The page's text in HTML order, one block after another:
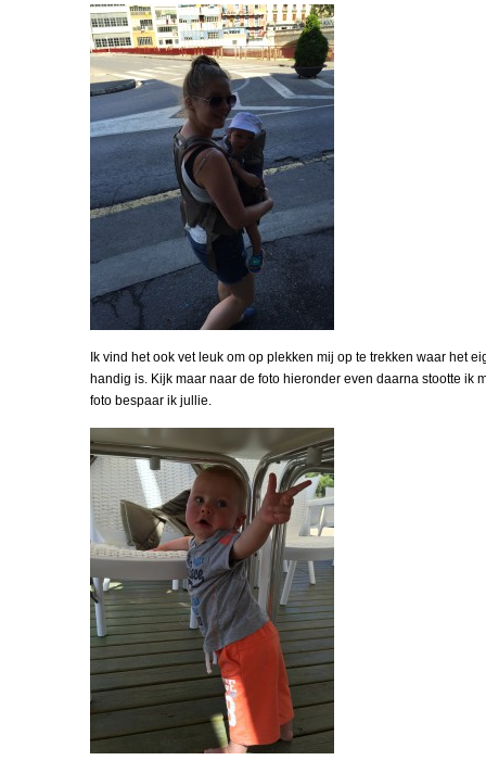
Ik vind het ook vet leuk om op plekken mij op te trekken waar het
handig is. Kijk maar naar de foto hieronder even daarna stootte ik
foto bespaar ik jullie.